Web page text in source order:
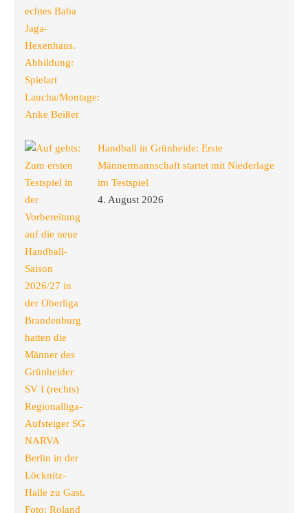
Handball in Grünheide: Erste
Männermannschaft startet mit Niederlage
im Testspiel
4. August 2026